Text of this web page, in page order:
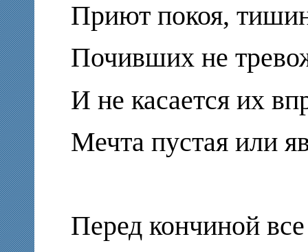
Приют покоя,
Почивших не
И не касается их
Мечта пустая или
Перед кончиной